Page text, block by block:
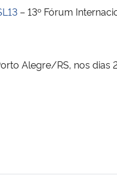
– 13º Fórum
Alegre/RS, nos dias